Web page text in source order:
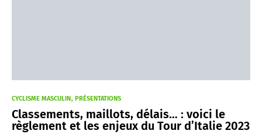
CYCLISME MASCULIN PRÉSENTATIONS
Classements, maillots, délais… : voici le
règlement et les enjeux du Tour d’Italie 2023